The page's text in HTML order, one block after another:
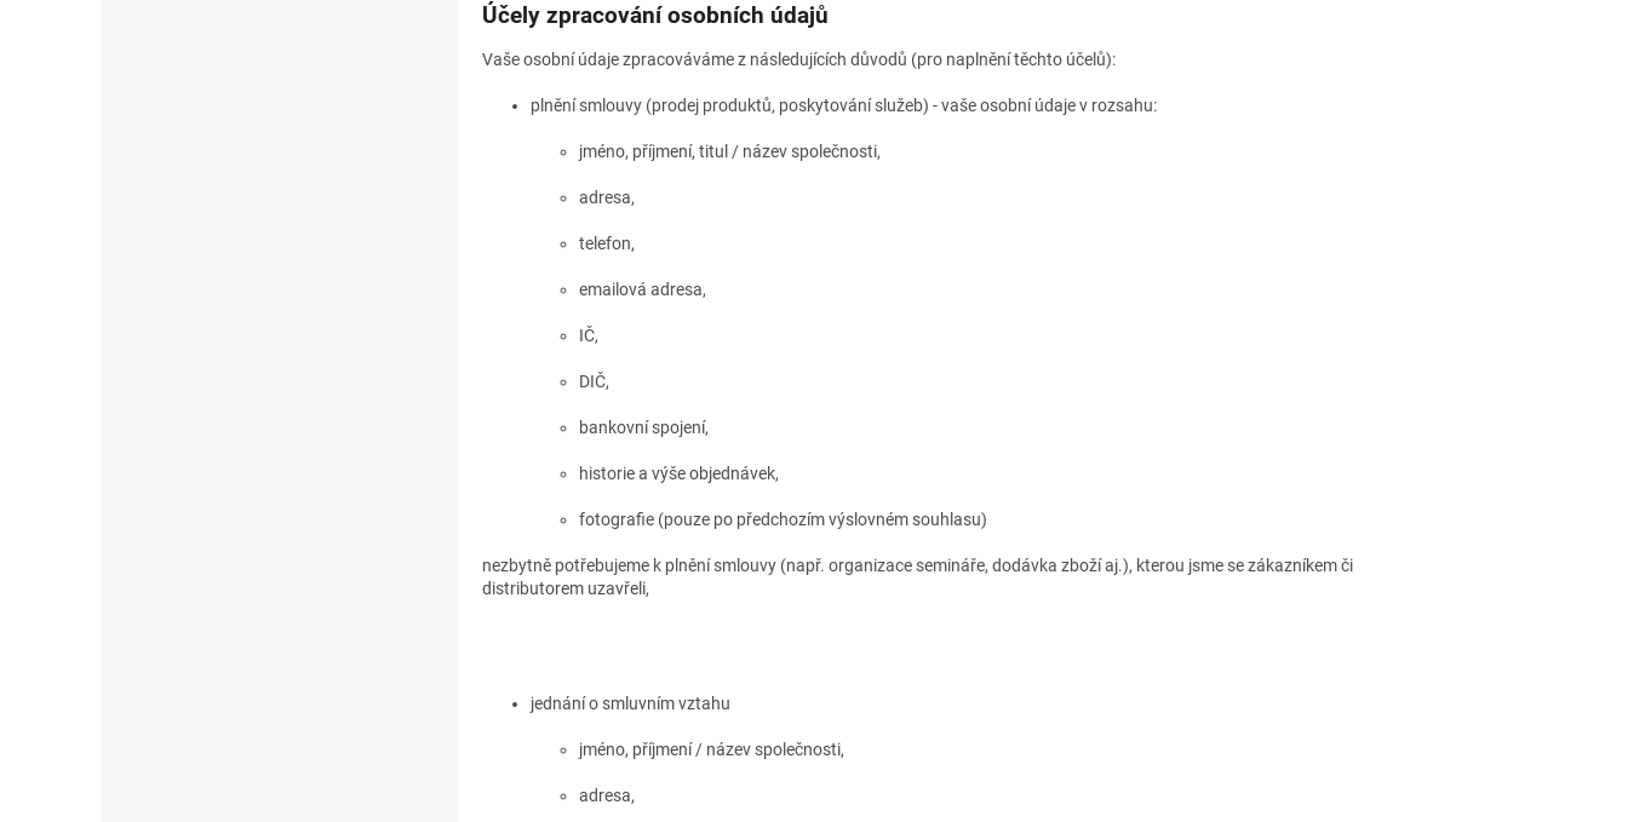
Účely zpracování osobních údajů
Vaše osobní údaje zpracováváme z následujících důvodů (pro naplnění těchto účelů):
plnění smlouvy (prodej produktů, poskytování služeb) - vaše osobní údaje v rozsahu:
jméno, příjmení, titul / název společnosti,
adresa,
telefon,
emailová adresa,
IČ,
DIČ,
bankovní spojení,
historie a výše objednávek,
fotografie (pouze po předchozím výslovném souhlasu)
nezbytně potřebujeme k plnění smlouvy (např. organizace semináře, dodávka zboží aj.), kterou jsme se zákazníkem či
distributorem uzavřeli,
jednání o smluvním vztahu
jméno, příjmení / název společnosti,
adresa,